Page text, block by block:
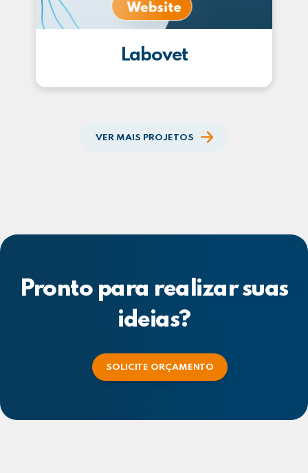
Labovet
VER MAIS PROJETOS
Pronto para realizar suas
ideias?
SOLICITE ORÇAMENTO